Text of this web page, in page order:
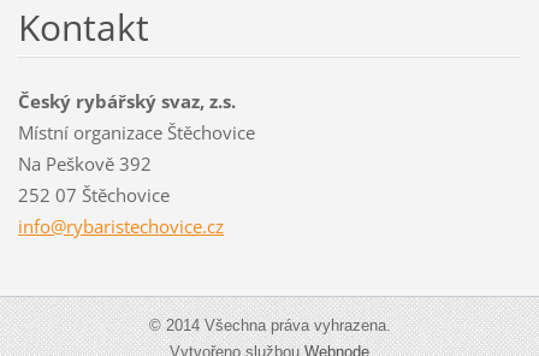
Kontakt
Český rybářský svaz, z.s.
Místní organizace Štěchovice
Na Peškově 392
252 07 Štěchovice
info@rybaristechovice.cz
© 2014 Všechna práva vyhrazena.
Vytvořeno službouWebnode